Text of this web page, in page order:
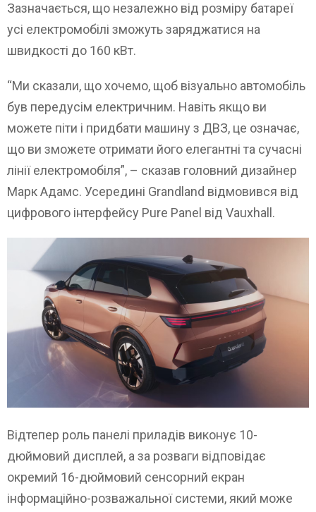
Зазначається, що незалежно від розміру батареї
усі електромобілі зможуть заряджатися на
швидкості до 160 кВт.
“Ми сказали, що хочемо, щоб візуально автомобіль
був передусім електричним. Навіть якщо ви
можете піти і придбати машину з ДВЗ, це означає,
що ви зможете отримати його елегантні та сучасні
лінії електромобіля”, – сказав головний дизайнер
Марк Адамс. Усередині Grandland відмовився від
цифрового інтерфейсу Pure Panel від Vauxhall.
Відтепер роль панелі приладів виконує 10-
дюймовий дисплей, а за розваги відповідає
окремий 16-дюймовий сенсорний екран
інформаційно-розважальної системи, який може